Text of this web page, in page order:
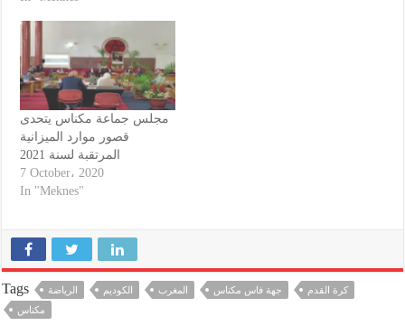
مجلس جماعة مكناس يتحدى
قصور موارد الميزانية
المرتقبة لسنة 2021
7 October، 2020
In "Meknes"
Tags الرياضة الكوديم المغرب جهة فاس مكناس
كرة القدم
مكناس